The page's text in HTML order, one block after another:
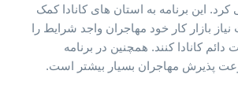
کرد. این برنامه به استان های کانادا کمک
بازار کار خود مهاجران واجد شرایط را
دائم کانادا کنند. همچنین در برنامه
پذیرش مهاجران بسیار بیشتر است.